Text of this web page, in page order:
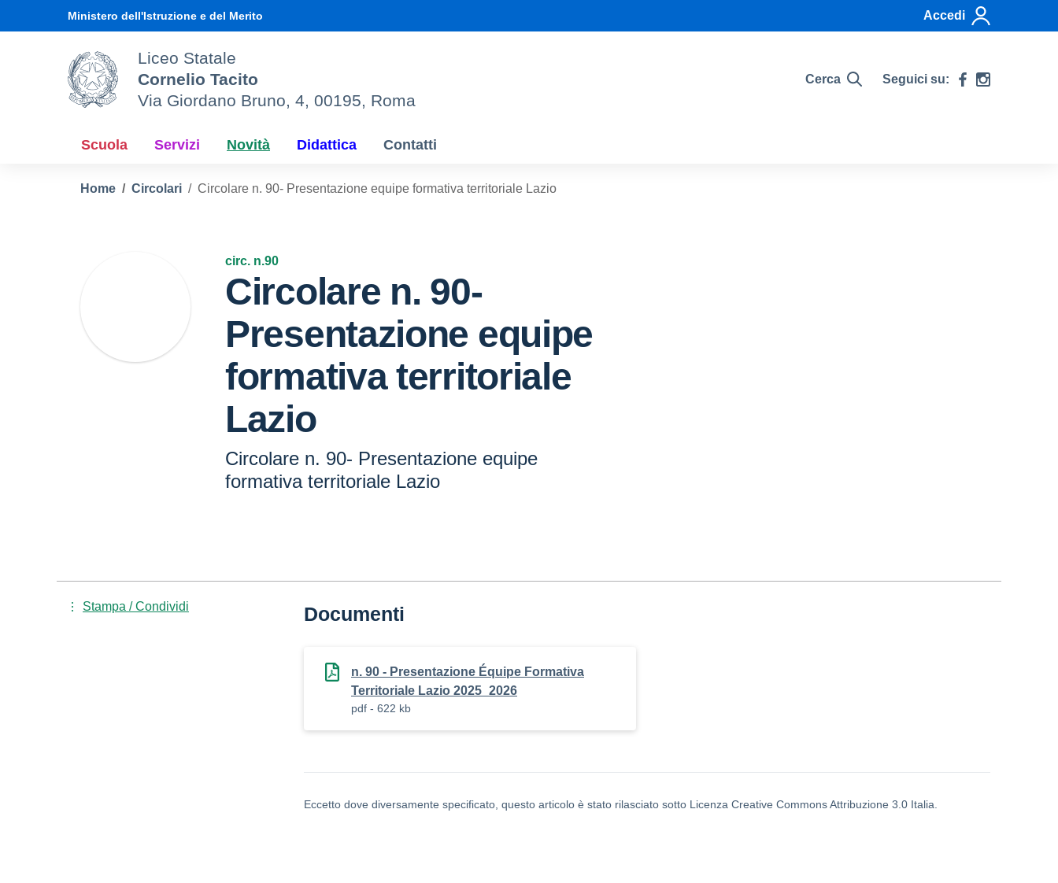
Ministero dell'Istruzione e del Merito Accedi
Liceo Statale
Cornelio Tacito
Via Giordano Bruno, 4, 00195, Roma
Cerca Seguici su:
Scuola Servizi Novità Didattica Contatti
Home Circolari Circolare n. 90- Presentazione equipe formativa territoriale Lazio
circ. n.90
Circolare n. 90-
Presentazione equipe
formativa territoriale
Lazio
Circolare n. 90- Presentazione equipe
formativa territoriale Lazio
Documenti
n. 90 - Presentazione Équipe Formativa
Territoriale Lazio 2025_2026
pdf - 622 kb
Eccetto dove diversamente specificato, questo articolo è stato rilasciato sotto Licenza Creative Commons Attribuzione 3.0 Italia.
Stampa / Condividi